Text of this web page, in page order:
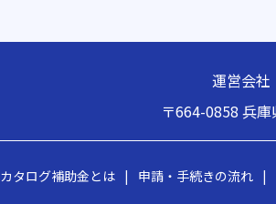
運営会社
〒664-0858 兵庫
カタログ補助金とは | 申請・手続きの流れ |